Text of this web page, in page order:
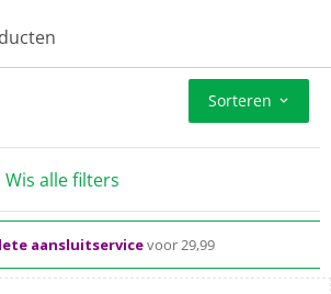
Sorteren
Wis alle filters
gratisthuisbezorgd vanaf 50,-
50 jaar dé elektronicaspecialist
aansluitservicevoor 29,99